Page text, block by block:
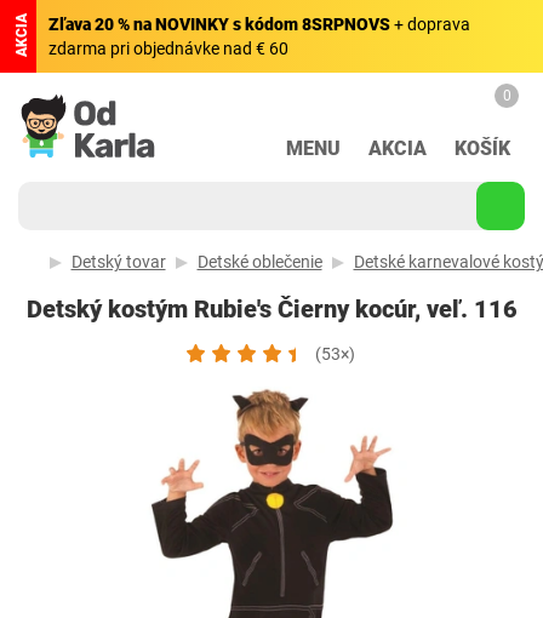
AKCIA Zľava 20 % na NOVINKY s kódom 8SRPNOVS+ doprava
zdarma pri objednávke nad € 60
MENU AKCIA
0
KOŠÍK
Detský tovar Detské oblečenie Detské karnevalové
Detský kostým Rubie's Čierny kocúr, veľ. 116
(53×)